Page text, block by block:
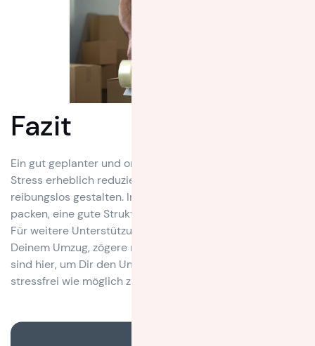
Fazit
Ein gut geplanter und organisierter Umzug kann den
Stress erheblich reduzieren und den gesamten Prozess
reibungslos gestalten. Indem Du frühzeitig anfängst zu
packen, eine gute Struktur entwickelst und clever packst.
Für weitere Unterstützung und professionelle Hilfe bei
Deinem Umzug, zögere nicht, uns zu kontaktieren. Wir
sind hier, um Dir den Umzugsprozess so einfach und
stressfrei wie möglich zu gestalten.